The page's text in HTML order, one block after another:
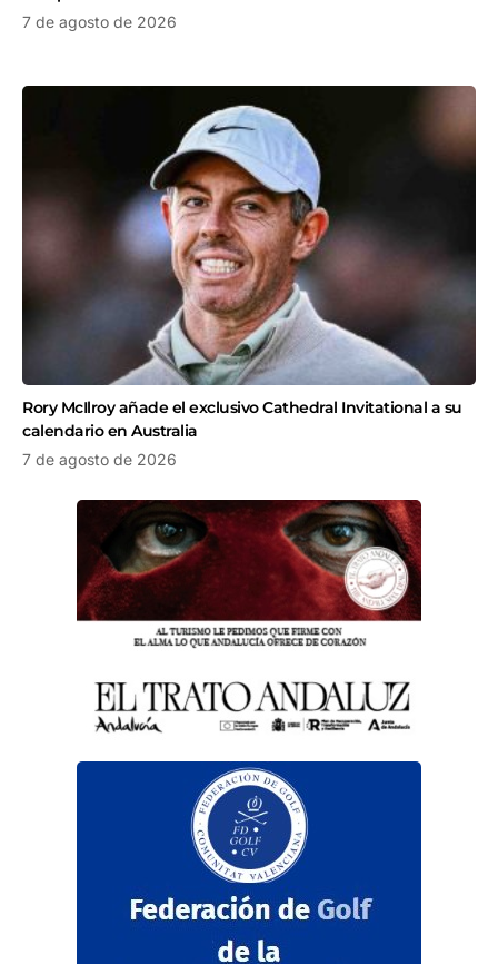
7 de agosto de 2026
Rory McIlroy añade el exclusivo Cathedral Invitational a su
calendario en Australia
7 de agosto de 2026